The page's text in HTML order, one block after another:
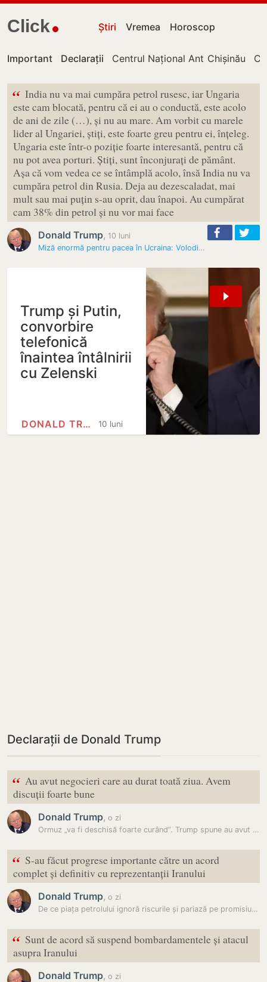
Click Știri Vremea Horoscop
Important Declarații Centrul Național Anticorupție
Chișinău
“ India nu va mai cumpăra petrol rusesc, iar Ungaria
este cam blocată, pentru că ei au o conductă, este acolo
de ani de zile (…), și nu au mare. Am vorbit cu marele
lider al Ungariei, știți, este foarte greu pentru ei, înțeleg.
Ungaria este într-o poziție foarte interesantă, pentru că
nu pot avea porturi. Știți, sunt înconjurați de pământ.
Așa că vom vedea ce se întâmplă acolo, însă India nu va
cumpăra petrol din Rusia. Deja au dezescaladat, mai
mult sau mai puțin s-au oprit, dau înapoi. Au cumpărat
cam 38% din petrol și nu vor mai face
Donald Trump, 10 luni
Miză enormă pentru pacea în Ucraina: Volodimir Zelenski - primit de…
Trump și Putin,
convorbire
telefonică
înaintea întâlnirii
cu Zelenski
10 luni
DONALD TRUMP
Declarații de Donald Trump
“ Au avut negocieri care au durat toată ziua. Avem
discuții foarte bune
Donald Trump, o zi
Ormuz „va fi deschisă foarte curând”. Trump spune au avut loc…
“ S-au făcut progrese importante către un acord
complet și definitiv cu reprezentanții Iranului
Donald Trump, o zi
De ce piața petrolului ignoră riscurile și pariază pe promisiunile lui…
“ Sunt de acord să suspend bombardamentele și atacul
asupra Iranului
Donald Trump, o zi